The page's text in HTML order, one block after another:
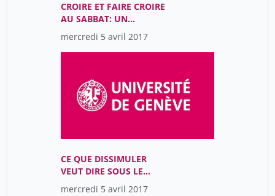
CROIRE ET FAIRE CROIRE
AU SABBAT: UN
IMAGINAIRE DU MAL
mercredi 5 avril 2017
CE QUE DISSIMULER
VEUT DIRE SOUS LE
COMMUNISME
mercredi 5 avril 2017